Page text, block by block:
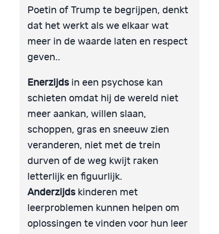
Poetin of Trump te begrijpen, denkt
dat het werkt als we elkaar wat
meer in de waarde laten en respect
geven..
Enerzijds in een psychose kan
schieten omdat hij de wereld niet
meer aankan, willen slaan,
schoppen, gras en sneeuw zien
veranderen, niet met de trein
durven of de weg kwijt raken
letterlijk en figuurlijk.
Anderzijds kinderen met
leerproblemen kunnen helpen om
oplossingen te vinden voor hun leer